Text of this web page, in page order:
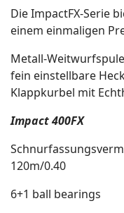
Die ImpactFX-Serie
einem einmaligen
Metall-
fein einstellbare
Klappkurbel mit
Impact 400FX
120m/0.40
6+1 ball bearings